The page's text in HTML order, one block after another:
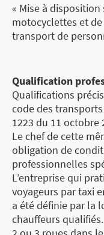
« Mise à
motocyclettes et
transport de
Qualification
Qualifications
code des transports
1223 du 11 octobre
Le chef de cette
obligation de
professionnelles
L’entreprise qui
voyageurs par taxi
a été définie par la
chauffeurs